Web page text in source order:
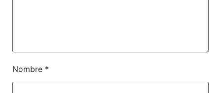
Nombre *